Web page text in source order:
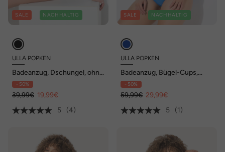
SALE NACHHALTIG
ULLA POPKEN
Badeanzug, Dschungel, ohne
Softcups, Rundhals
- 50%
39,99€ 19,99€
5
(4)
SALE NACHHALTIG
ULLA POPKEN
Badeanzug, Bügel-Cups,
Biesen, Doppelträger
- 50%
59,99€ 29,99€
5
(1)